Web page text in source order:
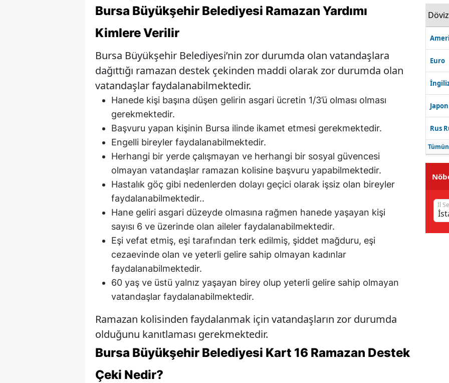
Bursa Büyükşehir Belediyesi Ramazan Yardımı
Kimlere Verilir
Bursa Büyükşehir Belediyesi’nin zor durumda olan vatandaşlara
dağıttığı ramazan destek çekinden maddi olarak zor durumda olan
vatandaşlar faydalanabilmektedir.
Hanede kişi başına düşen gelirin asgari ücretin 1/3’ü olması olması
gerekmektedir.
Başvuru yapan kişinin Bursa ilinde ikamet etmesi gerekmektedir.
Engelli bireyler faydalanabilmektedir.
Herhangi bir yerde çalışmayan ve herhangi bir sosyal güvencesi
olmayan vatandaşlar ramazan kolisine başvuru yapabilmektedir.
Hastalık göç gibi nedenlerden dolayı geçici olarak işsiz olan bireyler
faydalanabilmektedir..
Hane geliri asgari düzeyde olmasına rağmen hanede yaşayan kişi
sayısı 6 ve üzerinde olan aileler faydalanabilmektedir.
Eşi vefat etmiş, eşi tarafından terk edilmiş, şiddet mağduru, eşi
cezaevinde olan ve yeterli gelire sahip olmayan kadınlar
faydalanabilmektedir.
60 yaş ve üstü yalnız yaşayan birey olup yeterli gelire sahip olmayan
vatandaşlar faydalanabilmektedir.
Ramazan kolisinden faydalanmak için vatandaşların zor durumda
olduğunu kanıtlaması gerekmektedir.
Bursa Büyükşehir Belediyesi Kart 16 Ramazan Destek
Çeki Nedir?
Döviz
Euro
Rus
İl